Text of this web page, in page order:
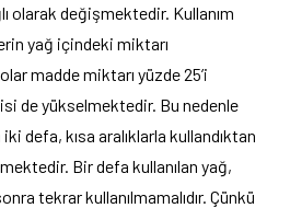
olarak değişmektedir. Kullanım
yağ içindeki miktarı
madde miktarı yüzde 25’i
de yükselmektedir. Bu nedenle
iki defa, kısa aralıklarla kullandıktan
Bir defa kullanılan yağ,
tekrar kullanılmamalıdır. Çünkü